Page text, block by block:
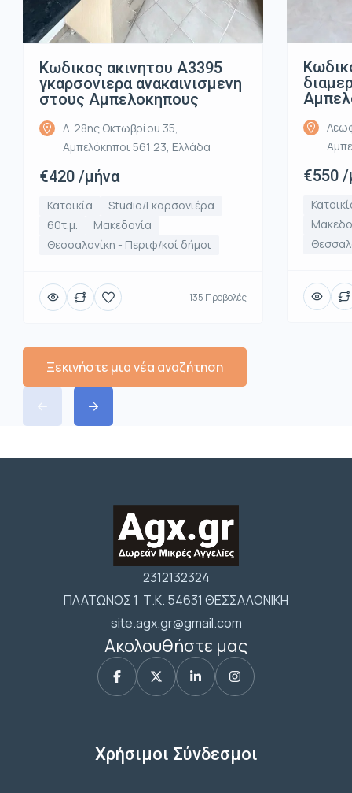
Κωδικος ακινητου Α3395
γκαρσονιερα ανακαινισμενη
στους Αμπελοκηπους
Λ. 28ης Οκτωβρίου 35,
Αμπελόκηποι 561 23, Ελλάδα
€420 /μήνα
Κατοικία
Studio/Γκαρσονιέρα
60τ.μ.
Μακεδονία
Θεσσαλονίκη - Περιφ/κοί δήμοι
135 Προβολές
€550
Ξεκινήστε μια νέα αναζήτηση
2312132324
ΠΛΑΤΩΝΟΣ 1 Τ.Κ. 54631 ΘΕΣΣΑΛΟΝΙΚΗ
site.agx.gr@gmail.com
Ακολουθήστε μας
Χρήσιμοι Σύνδεσμοι